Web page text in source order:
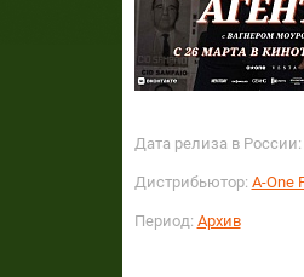
Дата релиза в России:
Дистрибьютор: A-One
Период: Архив